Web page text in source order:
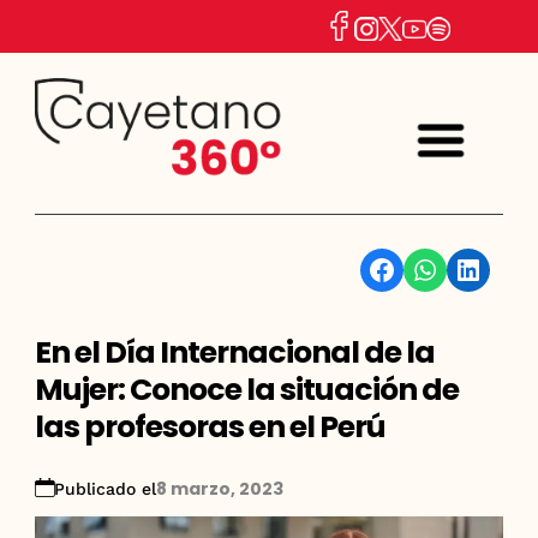
Facebook WhatsApp Linkedin
En el Día Internacional de la
Mujer: Conoce la situación de
las profesoras en el Perú
Publicado el8 marzo, 2023